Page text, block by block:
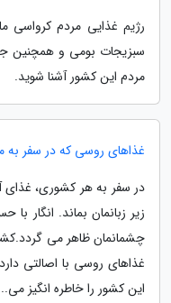
رژیم غذایی مردم کرواسی
سبزیجات بومی و همچنین
مردم این کشور آشنا شوید.
غذاهای روسی که در سفر به
در سفر به هر کشوری،
زیر زبانمان بماند. انگار
چشمانمان ظاهر می
غذاهای روسی با اصالتی
این کشور را خاطره انگیز